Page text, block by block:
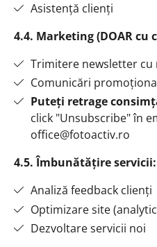
Asistență clienți
4.4. Marketing (DOAR
Trimitere newsletter
Comunicări
Puteți retrage
click "Unsubscribe" în
office@fotoactiv.ro
4.5. Îmbunătățire servicii:
Analiză feedback clienți
Optimizare site
Dezvoltare servicii noi